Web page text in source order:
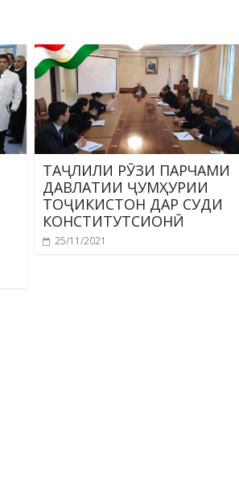
ТАҶЛИЛИ РӮЗИ ПАРЧАМИ
ДАВЛАТИИ ҶУМҲУРИИ
ТОҶИКИСТОН ДАР СУДИ
КОНСТИТУТСИОНӢ
25/11/2021